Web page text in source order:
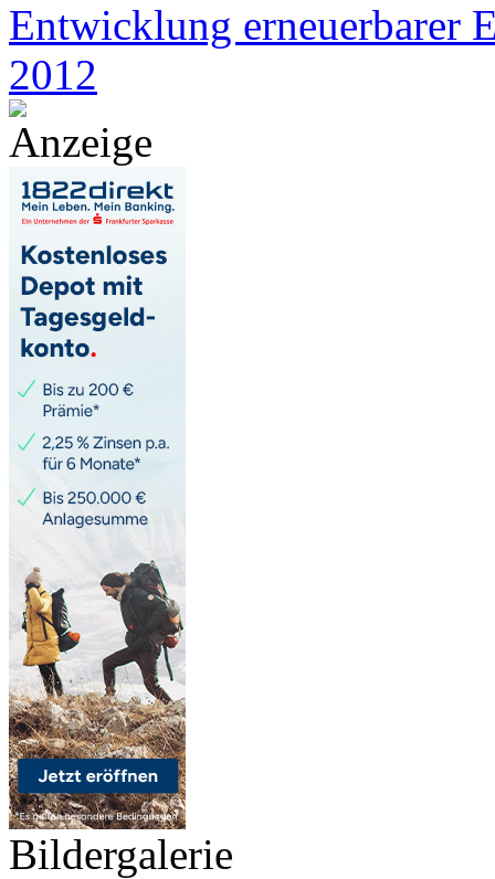
Entwicklung erneuerbarer
2012
Anzeige
Bildergalerie